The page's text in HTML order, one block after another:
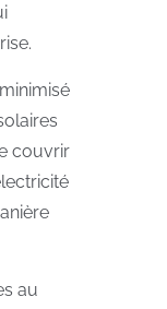
couvrir
au